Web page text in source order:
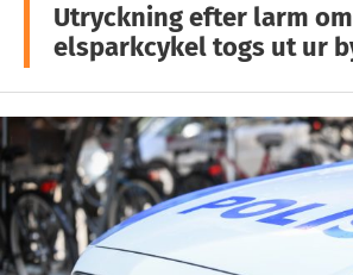
Utryckning efter larm
elsparkcykel togs ut ur